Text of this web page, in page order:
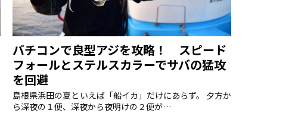
バチコンで良型アジを攻略！ スピード
フォールとステルスカラーでサバの猛攻
を回避
島根県浜田の夏といえば「船イカ」だけにあらず。 夕方か
ら深夜の１便、深夜から夜明けの２便が…